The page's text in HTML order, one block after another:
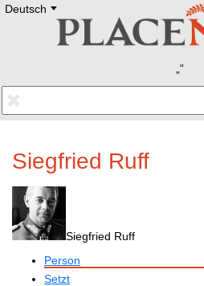
Deutsch E
Deutsch
Francais
Polski
Eestikeelne
Siegfried Ruff
Siegfried Ruff
Person
Setzt